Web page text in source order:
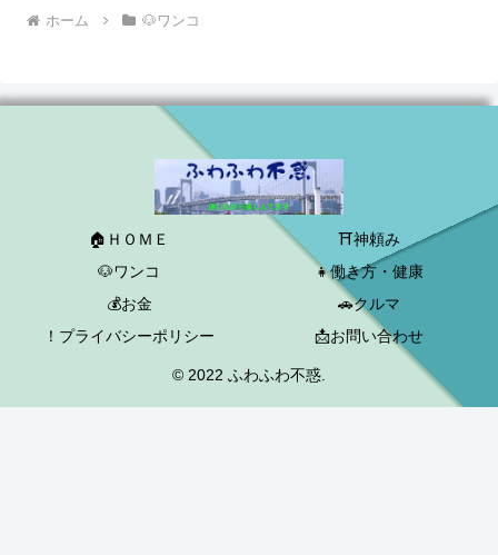
ホーム 🐶ワンコ
🏠ＨＯＭＥ
⛩神頼み
🐶ワンコ
👧働き方・健康
💰お金
🚗クルマ
！プライバシーポリシー
📩お問い合わせ
© 2022 ふわふわ不惑.